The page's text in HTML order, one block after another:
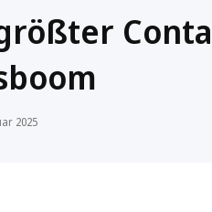
2025